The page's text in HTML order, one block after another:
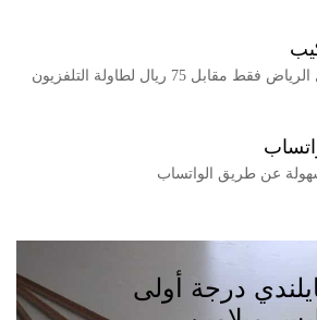
مقابل 75 ريال لطاولة التلفزيون
عن طريق الواتساب
درجة أولى